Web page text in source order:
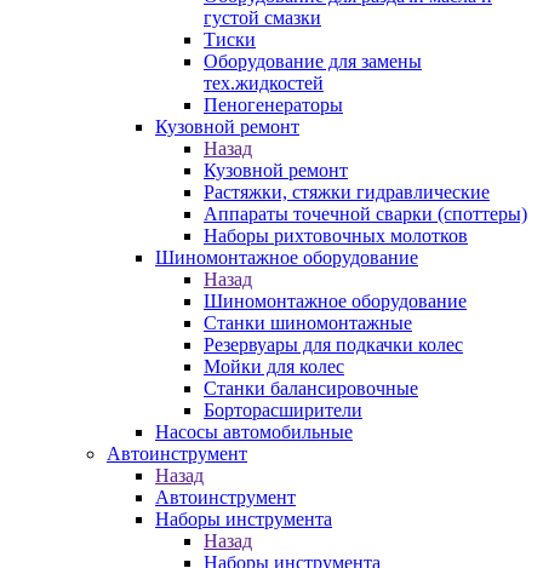
густой смазки
Тиски
Оборудование для замены
тех.жидкостей
Пеногенераторы
Кузовной ремонт
Назад
Кузовной ремонт
Растяжки, стяжки гидравлические
Аппараты точечной сварки (споттеры)
Наборы рихтовочных молотков
Шиномонтажное оборудование
Назад
Шиномонтажное оборудование
Станки шиномонтажные
Резервуары для подкачки колес
Мойки для колес
Станки балансировочные
Борторасширители
Насосы автомобильные
Автоинструмент
Назад
Автоинструмент
Наборы инструмента
Назад
Наборы инструмента